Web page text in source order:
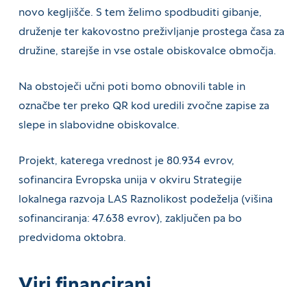
novo kegljišče. S tem želimo spodbuditi gibanje,
druženje ter kakovostno preživljanje prostega časa za
družine, starejše in vse ostale obiskovalce območja.
Na obstoječi učni poti bomo obnovili table in
označbe ter preko QR kod uredili zvočne zapise za
slepe in slabovidne obiskovalce.
Projekt, katerega vrednost je 80.934 evrov,
sofinancira Evropska unija v okviru Strategije
lokalnega razvoja LAS Raznolikost podeželja (višina
sofinanciranja: 47.638 evrov), zaključen pa bo
predvidoma oktobra.